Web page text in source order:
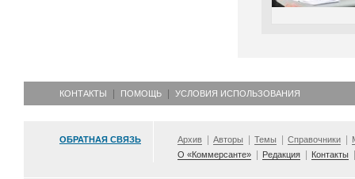
КОНТАКТЫ ПОМОЩЬ УСЛОВИЯ ИСПОЛЬЗОВАНИЯ
ОБРАТНАЯ СВЯЗЬ Архив Авторы Темы Справочники
О «Коммерсанте»
Редакция Контакты